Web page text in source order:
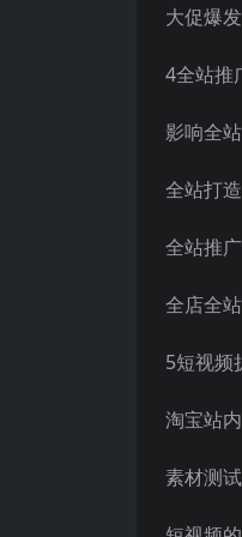
大促爆
4全站推
影响全
全站打
全站推
全店全
5短视频
淘宝站
素材测